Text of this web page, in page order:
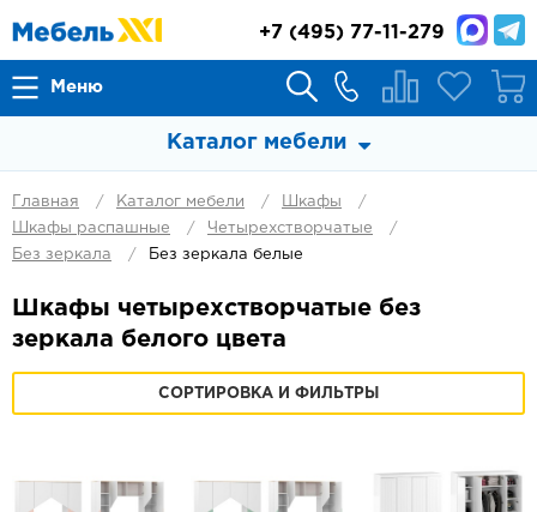
Меню
+7 (495) 77-11-279
Каталог мебели
Главная Каталог мебели
Шкафы
Шкафы распашные
Четырехстворчатые
Без зеркала
Без зеркала белые
Шкафы четырехстворчатые без
зеркала белого цвета
СОРТИРОВКА И ФИЛЬТРЫ